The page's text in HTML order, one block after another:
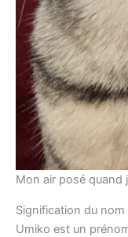
Mon air posé quand
Signification du nom
Umiko est un